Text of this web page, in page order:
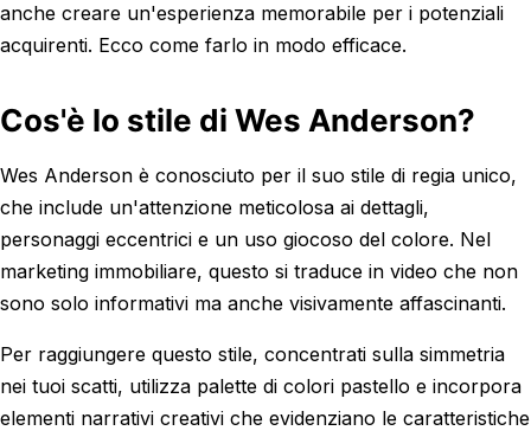
anche creare un'esperienza memorabile per i potenziali
acquirenti. Ecco come farlo in modo efficace.
Cos'è lo stile di Wes Anderson?
Wes Anderson è conosciuto per il suo stile di regia unico,
che include un'attenzione meticolosa ai dettagli,
personaggi eccentrici e un uso giocoso del colore. Nel
marketing immobiliare, questo si traduce in video che non
sono solo informativi ma anche visivamente affascinanti.
Per raggiungere questo stile, concentrati sulla simmetria
nei tuoi scatti, utilizza palette di colori pastello e incorpora
elementi narrativi creativi che evidenziano le caratteristiche